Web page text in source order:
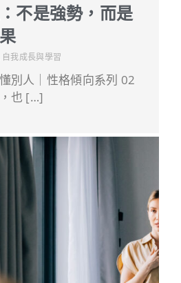
不是強勢，而是
自我成長與學習
別人｜性格傾向系列 02
也 […]